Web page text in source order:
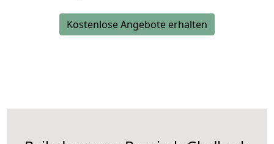
Kostenlose Angebote erhalten